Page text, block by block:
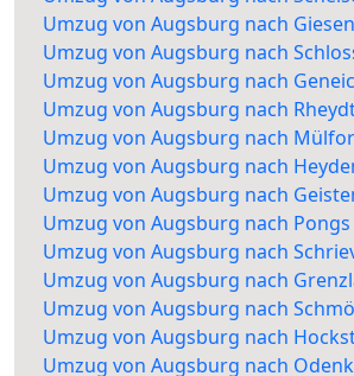
Umzug von Augsburg nach
Umzug von Augsburg nach
Umzug von Augsburg nach
Umzug von Augsburg nach
Umzug von Augsburg nach
Umzug von Augsburg nach
Umzug von Augsburg nach
Umzug von Augsburg nach Pongs
Umzug von Augsburg nach
Umzug von Augsburg nach
Umzug von Augsburg nach
Umzug von Augsburg nach
Umzug von Augsburg nach